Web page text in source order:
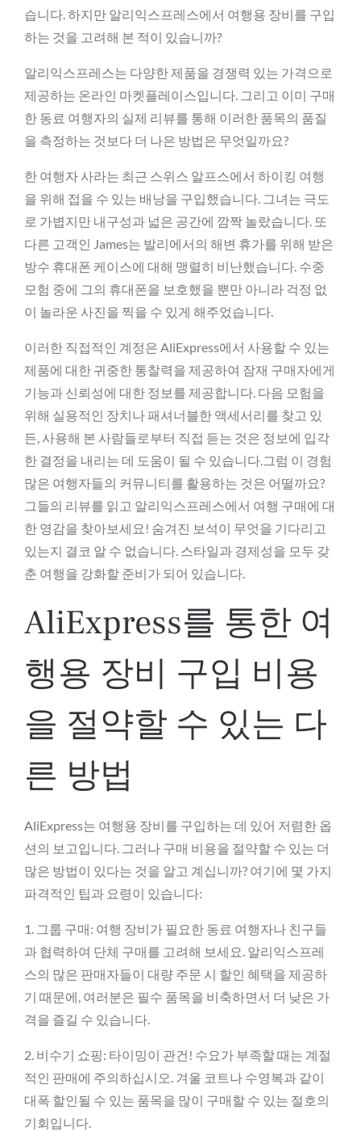
습니다. 하지만 알리익스프레스에서 여행용 장비를 구입
하는 것을 고려해 본 적이 있습니까?
알리익스프레스는 다양한 제품을 경쟁력 있는 가격으로
제공하는 온라인 마켓플레이스입니다. 그리고 이미 구매
한 동료 여행자의 실제 리뷰를 통해 이러한 품목의 품질
을 측정하는 것보다 더 나은 방법은 무엇일까요?
한 여행자 사라는 최근 스위스 알프스에서 하이킹 여행
을 위해 접을 수 있는 배낭을 구입했습니다. 그녀는 극도
로 가볍지만 내구성과 넓은 공간에 깜짝 놀랐습니다. 또
다른 고객인 James는 발리에서의 해변 휴가를 위해 받은
방수 휴대폰 케이스에 대해 맹렬히 비난했습니다. 수중
모험 중에 그의 휴대폰을 보호했을 뿐만 아니라 걱정 없
이 놀라운 사진을 찍을 수 있게 해주었습니다.
이러한 직접적인 계정은 AliExpress에서 사용할 수 있는
제품에 대한 귀중한 통찰력을 제공하여 잠재 구매자에게
기능과 신뢰성에 대한 정보를 제공합니다. 다음 모험을
위해 실용적인 장치나 패셔너블한 액세서리를 찾고 있
든, 사용해 본 사람들로부터 직접 듣는 것은 정보에 입각
한 결정을 내리는 데 도움이 될 수 있습니다.그럼 이 경험
많은 여행자들의 커뮤니티를 활용하는 것은 어떨까요?
그들의 리뷰를 읽고 알리익스프레스에서 여행 구매에 대
한 영감을 찾아보세요! 숨겨진 보석이 무엇을 기다리고
있는지 결코 알 수 없습니다. 스타일과 경제성을 모두 갖
춘 여행을 강화할 준비가 되어 있습니다.
AliExpress를 통한 여
행용 장비 구입 비용
을 절약할 수 있는 다
른 방법
AliExpress는 여행용 장비를 구입하는 데 있어 저렴한 옵
션의 보고입니다. 그러나 구매 비용을 절약할 수 있는 더
많은 방법이 있다는 것을 알고 계십니까? 여기에 몇 가지
파격적인 팁과 요령이 있습니다:
1. 그룹 구매: 여행 장비가 필요한 동료 여행자나 친구들
과 협력하여 단체 구매를 고려해 보세요. 알리익스프레
스의 많은 판매자들이 대량 주문 시 할인 혜택을 제공하
기 때문에, 여러분은 필수 품목을 비축하면서 더 낮은 가
격을 즐길 수 있습니다.
2. 비수기 쇼핑: 타이밍이 관건! 수요가 부족할 때는 계절
적인 판매에 주의하십시오. 겨울 코트나 수영복과 같이
대폭 할인될 수 있는 품목을 많이 구매할 수 있는 절호의
기회입니다.